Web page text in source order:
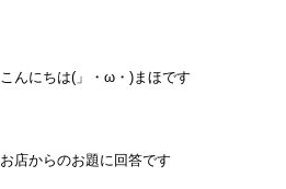
こんにちは(」・ω・)まほです
お店からのお題に回答です